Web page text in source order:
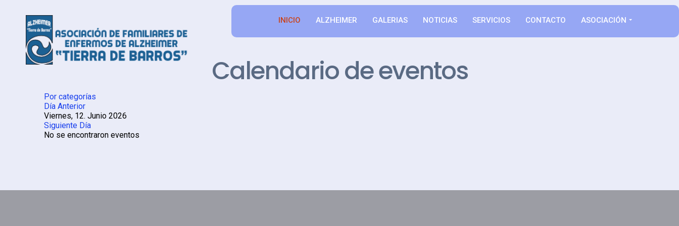
INICIO ALZHEIMER GALERIAS NOTICIAS SERVICIOS CONTACTO ASOCIACIÓN
Calendario de eventos
Por categorías
Día Anterior
Viernes, 12. Junio 2026
Siguiente Día
No se encontraron eventos